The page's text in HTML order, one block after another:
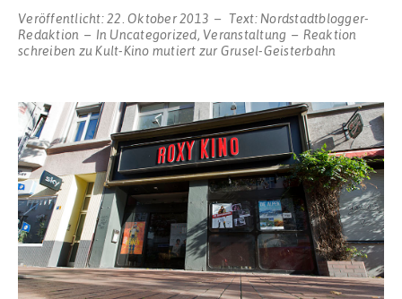
Veröffentlicht:22. Oktober 2013 Text: Nordstadtblogger-
Redaktion
In Uncategorized, Veranstaltung
Reaktion
schreiben zu Kult-Kino mutiert zur Grusel-Geisterbahn